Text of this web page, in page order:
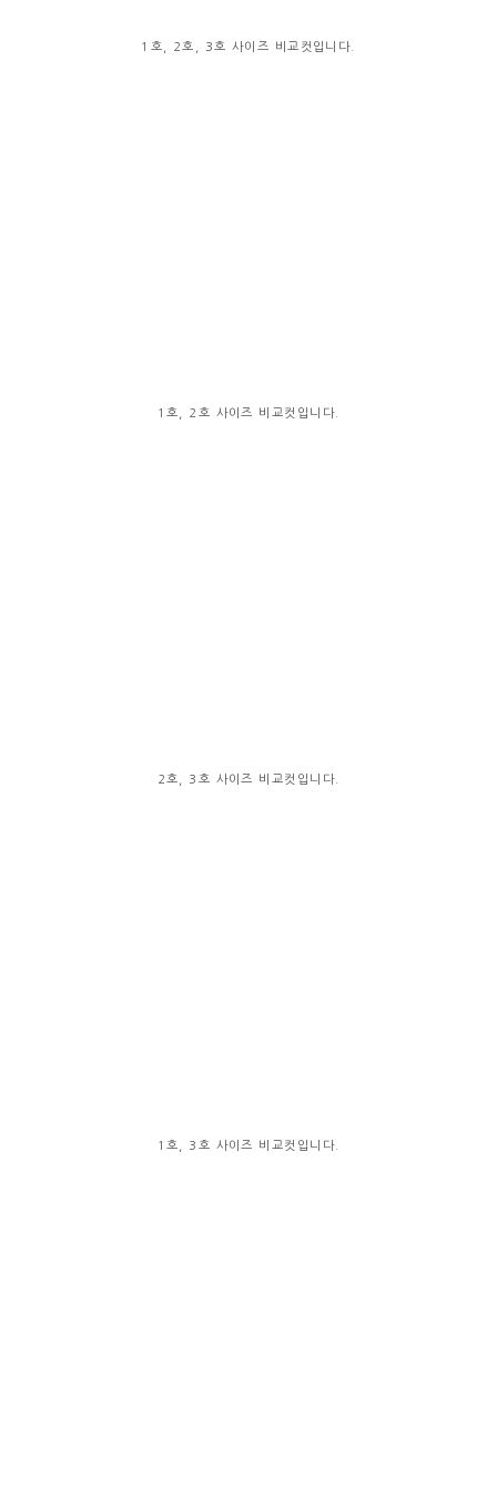
1호, 2호, 3호 사이즈 비교컷입니다.
1호, 2호 사이즈 비교컷입니다.
2호, 3호 사이즈 비교컷입니다.
1호, 3호 사이즈 비교컷입니다.